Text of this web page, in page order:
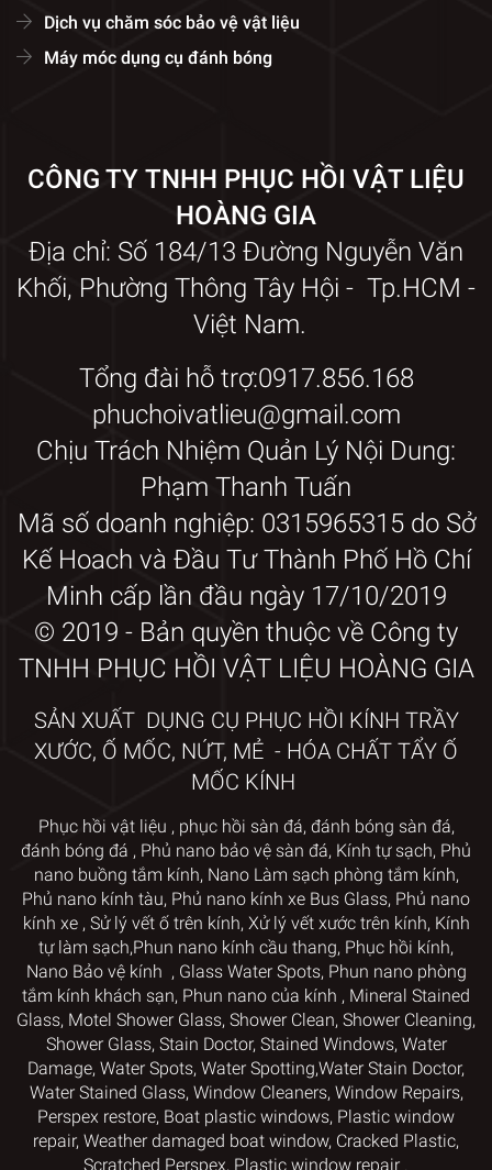
Dịch vụ chăm sóc bảo vệ vật liệu
Máy móc dụng cụ đánh bóng
CÔNG TY TNHH PHỤC HỒI VẬT LIỆU
HOÀNG GIA
Địa chỉ: Số 184/13 Đường Nguyễn Văn
Khối, Phường Thông Tây Hội - Tp.HCM -
Việt Nam.
Tổng đài hỗ trợ:0917.856.168
phuchoivatlieu@gmail.com
Chịu Trách Nhiệm Quản Lý Nội Dung:
Phạm Thanh Tuấn
Mã số doanh nghiệp: 0315965315 do Sở
Kế Hoach và Đầu Tư Thành Phố Hồ Chí
Minh cấp lần đầu ngày 17/10/2019
© 2019 - Bản quyền thuộc về Công ty
TNHH PHỤC HỒI VẬT LIỆU HOÀNG GIA
SẢN XUẤT DỤNG CỤ PHỤC HỒI KÍNH TRẦY
XƯỚC, Ố MỐC, NỨT, MẺ - HÓA CHẤT TẨY Ố
MỐC KÍNH
Phục hồi vật liệu , phục hồi sàn đá, đánh bóng sàn đá,
đánh bóng đá , Phủ nano bảo vệ sàn đá, Kính tự sạch, Phủ
nano buồng tắm kính, Nano Làm sạch phòng tắm kính,
Phủ nano kính tàu, Phủ nano kính xe Bus Glass, Phủ nano
kính xe, Sử lý vết ố trên kính, Xử lý vết xước trên kính, Kính
tự làm sạch,Phun nano kính cầu thang, Phục hồi kính,
Nano Bảo vệ kính , Glass Water Spots, Phun nano phòng
tắm kính khách sạn, Phun nano của kính , Mineral Stained
Glass, Motel Shower Glass, Shower Clean, Shower Cleaning,
Shower Glass, Stain Doctor, Stained Windows, Water
Damage, Water Spots, Water Spotting,Water Stain Doctor,
Water Stained Glass, Window Cleaners, Window Repairs,
Perspex restore, Boat plastic windows, Plastic window
repair, Weather damaged boat window, Cracked Plastic,
Scratched Perspex, Plastic window repair